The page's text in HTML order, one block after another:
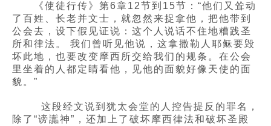
《使徒行传》第6章12节到15节：“他们又耸动
了百姓、长老并文士，就忽然来捉拿他，把他带到
公会去，设下假见证说：这个人说话不住地糟践圣
所和律法。 我们曾听见他说，这拿撒勒人耶稣要毁
坏此地，也要改变摩西所交给我们的规条。在公会
里坐着的人都定睛看他，见他的面貌好像天使的面
貌。”
这段经文说到犹太会堂的人控告提反的罪名，
除了“谤讟神”，还加上了破坏摩西律法和破坏圣殿